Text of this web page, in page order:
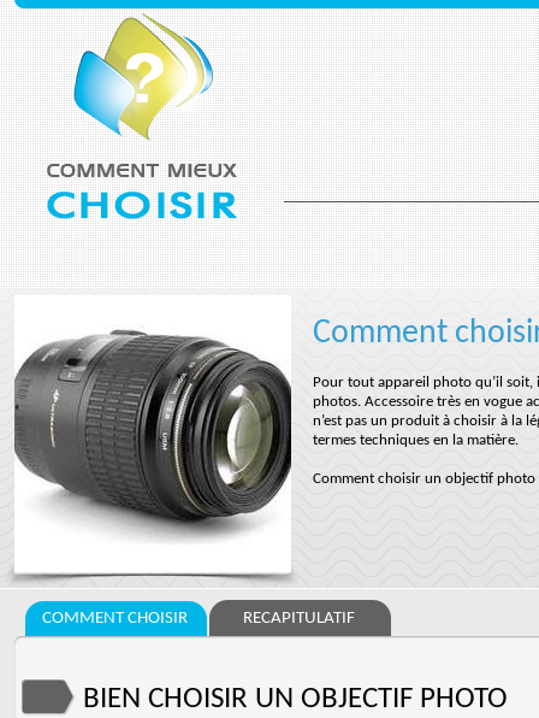
Comment
Pour tout appareil photo qu’il soit,
photos. Accessoire très en vogue
n’est pas un produit à choisir à la
termes techniques en la matière.
Comment choisir un objectif photo
COMMENT CHOISIR RECAPITULATIF
BIEN CHOISIR UN OBJECTIF PHOTO